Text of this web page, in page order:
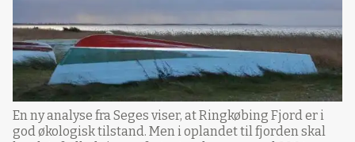
En ny analyse fra Seges viser, at Ringkøbing Fjord er i
god økologisk tilstand. Men i oplandet til fjorden skal